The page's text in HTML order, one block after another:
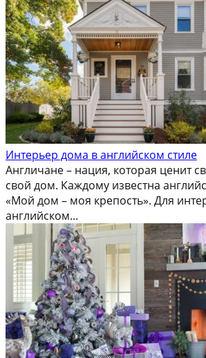
Интерьер дома в английском стиле
Англичане – нация, которая ценит
свой дом. Каждому известна
«Мой дом – моя крепость». Для
английском...